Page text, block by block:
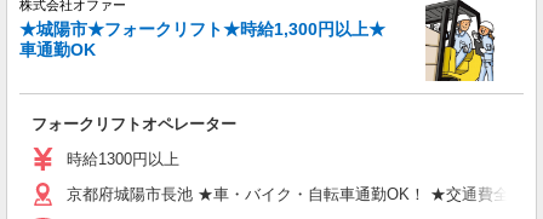
株式会社オファー
★城陽市★フォークリフト★時給1,300円以上★
車通勤OK
フォークリフトオペレーター
時給1300円以上
京都府城陽市長池 ★車・バイク・自転車通勤OK！ ★交通費全額支